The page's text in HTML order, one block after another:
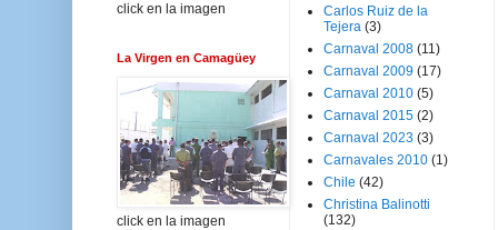
click en la imagen
La Virgen en Camagüey
click en la imagen
Carlos Ruiz de la
Tejera (3)
Carnaval 2008 (11)
Carnaval 2009 (17)
Carnaval 2010 (5)
Carnaval 2015 (2)
Carnaval 2023 (3)
Carnavales 2010 (1)
Chile (42)
Christina Balinotti
(132)